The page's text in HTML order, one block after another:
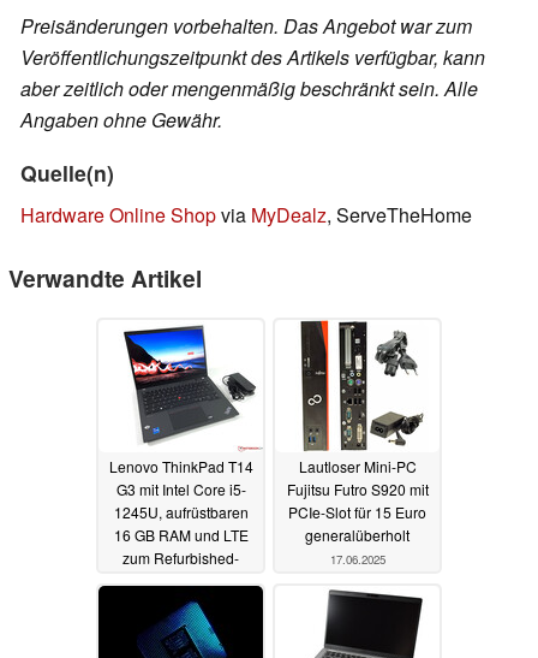
Preisänderungen vorbehalten. Das Angebot war zum
Veröffentlichungszeitpunkt des Artikels verfügbar, kann
aber zeitlich oder mengenmäßig beschränkt sein. Alle
Angaben ohne Gewähr.
Quelle(n)
Hardware Online Shopvia MyDealz, ServeTheHome
Verwandte Artikel
Lenovo ThinkPad T14
G3 mit Intel Core i5-
1245U, aufrüstbaren
16 GB RAM und LTE
zum Refurbished-
17.06.2025
Lautloser Mini-PC
Fujitsu Futro S920 mit
PCIe-Slot für 15 Euro
generalüberholt
17.06.2025